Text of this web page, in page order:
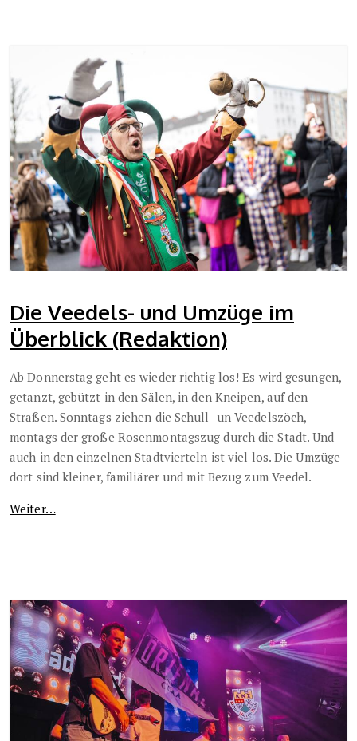
Die Veedels- und Umzüge im
Überblick (Redaktion)
Ab Donnerstag geht es wieder richtig los! Es wird gesungen,
getanzt, gebützt in den Sälen, in den Kneipen, auf den
Straßen. Sonntags ziehen die Schull- un Veedelszöch,
montags der große Rosenmontagszug durch die Stadt. Und
auch in den einzelnen Stadtvierteln ist viel los. Die Umzüge
dort sind kleiner, familiärer und mit Bezug zum Veedel.
Weiter…